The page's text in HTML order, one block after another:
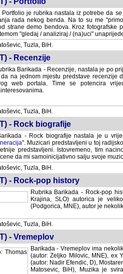
Portfolio je rubrika nastala iz potrebe da
rada nekog benda. Na to su me
strane demo bendova. Kroz fotografske
"gledaj / analiziraj / (na)uci"
Tuzla, BiH.
- Recenzije
Barikada - Recenzije, nastala je po
na jednom mjestu predstave recenzije
web portala. Time se potencira
Tuzla, BiH.
- Rock biografije
- Rock biografije nastala je u
". Muzicari predstavljeni u toj
predstavljeni. Istovremeno, tim
da mi samoinicijativno salju svoje
Tuzla, BiH.
- Rock-pop history
Rubrika Barikada - Rock-pop
Krajina, SLO) autorica je
(Podgorica, MNE), autor je
Tuzla, BiH.
- Vremeplov
Barikada - Vremeplov ima
(autor: Zeljko Milovic, MNE), ex
(autor: Nadir Efendic, D),
Matosevic, BiH), Muzika je